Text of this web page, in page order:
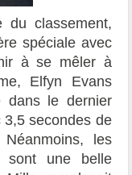
du classement,
spéciale avec
à se mêler à
Elfyn Evans
dans le dernier
secondes de
les
sont une belle